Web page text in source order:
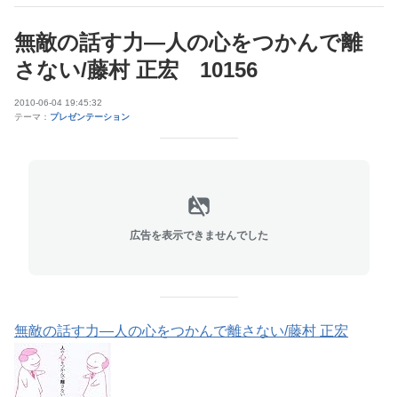
無敵の話す力―人の心をつかんで離
さない/藤村 正宏 10156
2010-06-04 19:45:32
テーマ： プレゼンテーション
広告を表示できませんでした
無敵の話す力―人の心をつかんで離さない/藤村 正宏